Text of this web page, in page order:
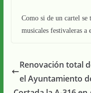
Como si de un cartel se
musicales festivaleras a
Renovación total
el Ayuntamiento